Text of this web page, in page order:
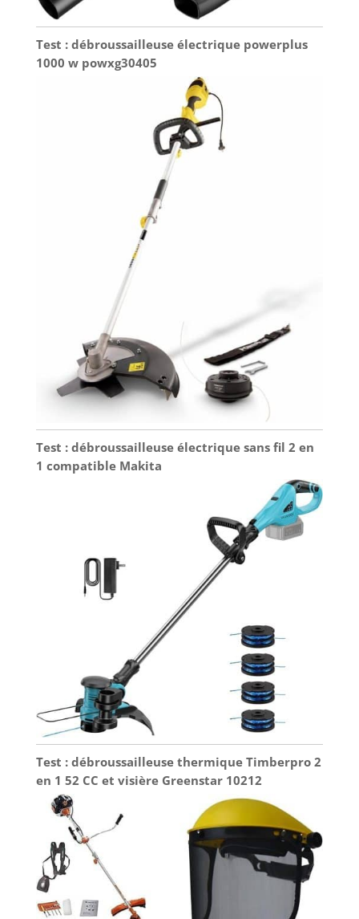
Test : débroussailleuse électrique powerplus
1000 w powxg30405
Test : débroussailleuse électrique sans fil 2 en
1 compatible Makita
Test : débroussailleuse thermique Timberpro 2
en 1 52 CC et visière Greenstar 10212